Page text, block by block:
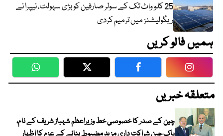
25 کلو واٹ تک کے سولر صارفین کو بڑی سہولت، نیپرا نے
ریگولیشنز میں ترمیم کردی
ہمیں فالو کریں
WhatsApp Twitter Facebook
متعلقہ خبریں
چین کے صدر کا خصوصی خط وزیراعظم شہباز شریف کے نام،